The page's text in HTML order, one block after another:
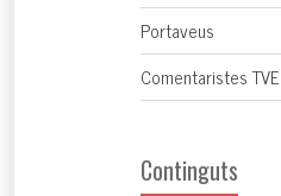
Portaveus
Comentaristes TVE
Continguts